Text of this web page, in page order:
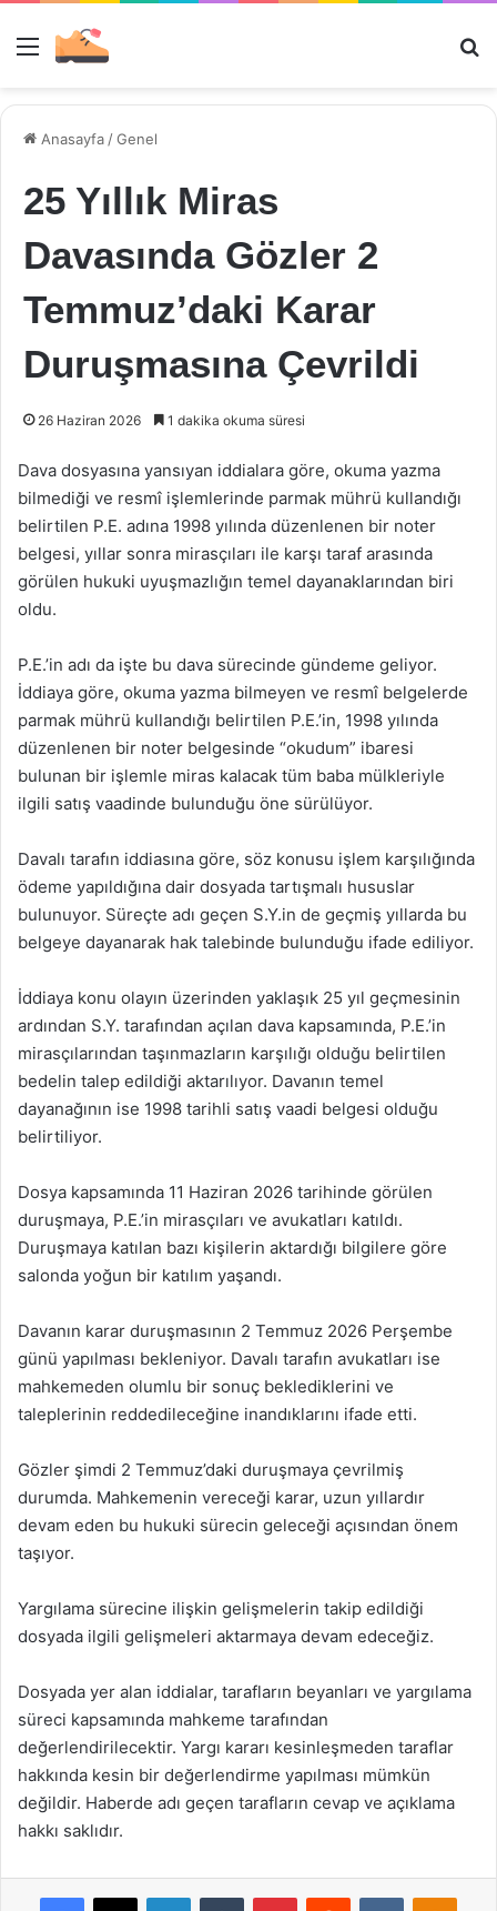
Menü
Anasayfa /Genel
25 Yıllık Miras
Davasında Gözler 2
Temmuz’daki Karar
Duruşmasına Çevrildi
26 Haziran 2026 1 dakika okuma süresi
Dava dosyasına yansıyan iddialara göre, okuma yazma
bilmediği ve resmî işlemlerinde parmak mührü kullandığı
belirtilen P.E. adına 1998 yılında düzenlenen bir noter
belgesi, yıllar sonra mirasçıları ile karşı taraf arasında
görülen hukuki uyuşmazlığın temel dayanaklarından biri
oldu.
P.E.’in adı da işte bu dava sürecinde gündeme geliyor.
İddiaya göre, okuma yazma bilmeyen ve resmî belgelerde
parmak mührü kullandığı belirtilen P.E.’in, 1998 yılında
düzenlenen bir noter belgesinde “okudum” ibaresi
bulunan bir işlemle miras kalacak tüm baba mülkleriyle
ilgili satış vaadinde bulunduğu öne sürülüyor.
Davalı tarafın iddiasına göre, söz konusu işlem karşılığında
ödeme yapıldığına dair dosyada tartışmalı hususlar
bulunuyor. Süreçte adı geçen S.Y.in de geçmiş yıllarda bu
belgeye dayanarak hak talebinde bulunduğu ifade ediliyor.
İddiaya konu olayın üzerinden yaklaşık 25 yıl geçmesinin
ardından S.Y. tarafından açılan dava kapsamında, P.E.’in
mirasçılarından taşınmazların karşılığı olduğu belirtilen
bedelin talep edildiği aktarılıyor. Davanın temel
dayanağının ise 1998 tarihli satış vaadi belgesi olduğu
belirtiliyor.
Dosya kapsamında 11 Haziran 2026 tarihinde görülen
duruşmaya, P.E.’in mirasçıları ve avukatları katıldı.
Duruşmaya katılan bazı kişilerin aktardığı bilgilere göre
salonda yoğun bir katılım yaşandı.
Davanın karar duruşmasının 2 Temmuz 2026 Perşembe
günü yapılması bekleniyor. Davalı tarafın avukatları ise
mahkemeden olumlu bir sonuç beklediklerini ve
taleplerinin reddedileceğine inandıklarını ifade etti.
Gözler şimdi 2 Temmuz’daki duruşmaya çevrilmiş
durumda. Mahkemenin vereceği karar, uzun yıllardır
devam eden bu hukuki sürecin geleceği açısından önem
taşıyor.
Yargılama sürecine ilişkin gelişmelerin takip edildiği
dosyada ilgili gelişmeleri aktarmaya devam edeceğiz.
Dosyada yer alan iddialar, tarafların beyanları ve yargılama
süreci kapsamında mahkeme tarafından
değerlendirilecektir. Yargı kararı kesinleşmeden taraflar
hakkında kesin bir değerlendirme yapılması mümkün
değildir. Haberde adı geçen tarafların cevap ve açıklama
hakkı saklıdır.
Facebook
X LinkedInTumblr PinterestReddit VKontakte